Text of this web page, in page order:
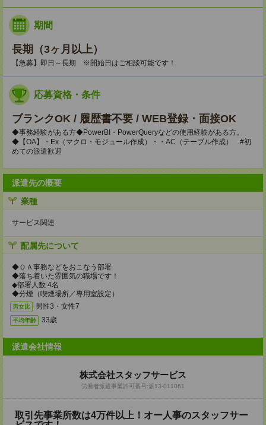
期間
長期（3ヶ月以上）
【急募】即日～長期 ※開始日はご相談可能です！
応募資格・条件
ブランクOK / 履歴書不要 / WEB登録・面接OK
◆事務経験がある方◆PowerBI・PowerQueryなどの使用経験がある方。
◆【OA】・Ex（マクロ・モジュール作成）・・AC（テーブル作成） #初
めての派遣歓迎
派遣先の概要
業種
サービス関連
配属先について
◆ＯＡ事務などをおこなう部署
◆落ち着いた雰囲気の職場です！
◆部署人数 4名
◆分煙（喫煙場所／専用室設定）
男女比 男性3・女性7
平均年齢 33歳
派遣会社情報
株式会社スタッフサービス
労働者派遣事業許可番号:派13-011061
取引先事業所数は4万件以上！オー人事のスタッフサー